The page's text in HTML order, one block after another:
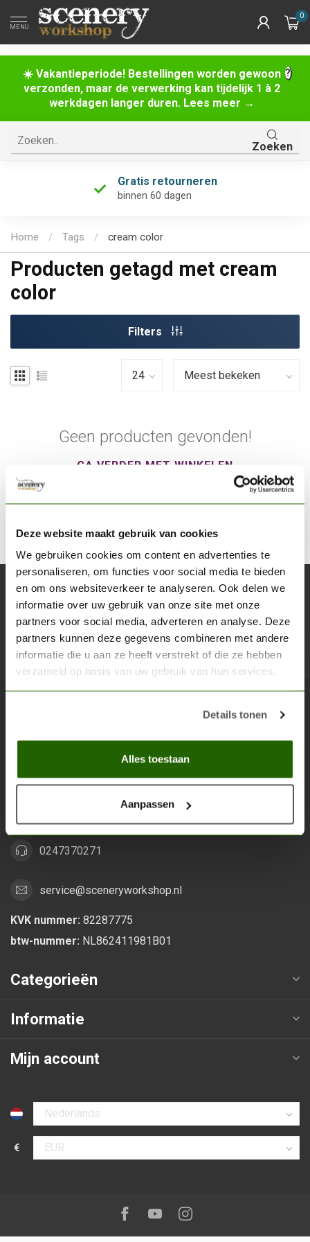
Deze website maakt gebruik van cookies
We gebruiken cookies om content en advertenties te
personaliseren, om functies voor social media te bieden
en om ons websiteverkeer te analyseren. Ook delen we
informatie over uw gebruik van onze site met onze
partners voor social media, adverteren en analyse. Deze
partners kunnen deze gegevens combineren met andere
informatie die u aan ze heeft verstrekt of die ze hebben
verzameld op basis van uw gebruik van hun services.
Details tonen
Alles toestaan
Aanpassen
☀️ Vakantieperiode! Bestellingen worden gewoon
verzonden, maar de verwerking kan tijdelijk 1 à 2
werkdagen langer duren. Lees meer →
MENU
0
Zoeken
Gratis retourneren
binnen 60 dagen
Home / Tags / cream color
Producten getagd met cream
color
Filters
Geen producten gevonden!
GA VERDER MET WINKELEN
Abonneer je op onze nieuwsbrief
Blijf op de hoogte over onze laatste acties
Alles voor je miniature wargaming en scenery
Grootstalselaan 46
0247370271
service@sceneryworkshop.nl
KVK nummer: 82287775
btw-nummer: NL862411981B01
Categorieën
Informatie
Mijn account
Selecteer taal
€
Selecteer valuta
Volg ons op:Facebook
YoutubeInstagram